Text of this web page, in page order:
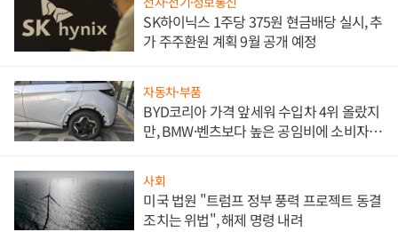
SK하이닉스 1주당 375원 현금배당 실시, 추
가 주주환원 계획 9월 공개 예정
자동차·부품
BYD코리아 가격 앞세워 수입차 4위 올랐지
만, BMW·벤츠보다 높은 공임비에 소비자
사회
미국 법원 "트럼프 정부 풍력 프로젝트 동결
조치는 위법", 해제 명령 내려